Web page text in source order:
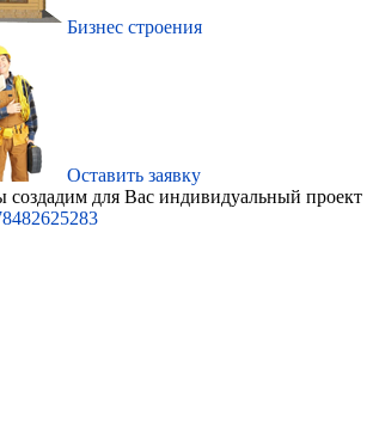
Бизнес строения
Оставить заявку
для Ваc индивидуальный проект